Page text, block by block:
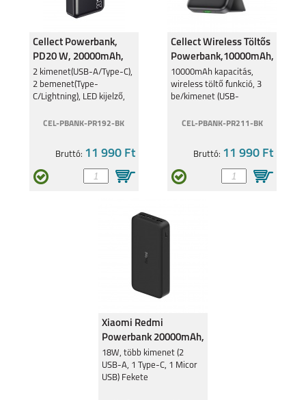
Cellect Powerbank,
PD20 W, 20000mAh,
Fekete
2 kimenet(USB-A/Type-C),
2 bemenet(Type-
C/Lightning), LED kijelző,
CEL-PBANK-PR192-BK
Bruttó: 11 990 Ft
Cellect Wireless Töltős
Powerbank,10000mAh,
Fekete
10000mAh kapacitás,
wireless töltő funkció, 3
be/kimenet (USB-
CEL-PBANK-PR211-BK
Bruttó: 11 990 Ft
Xiaomi Redmi
Powerbank 20000mAh,
18W, Fekete
18W, több kimenet (2
USB-A, 1 Type-C, 1 Micor
USB) Fekete